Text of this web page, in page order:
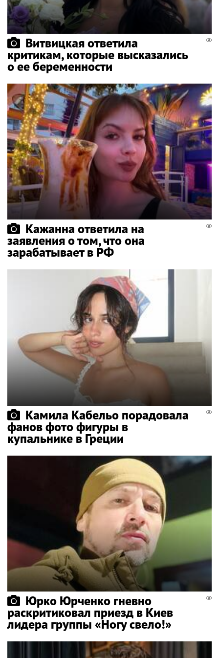
Витвицкая ответила
критикам, которые высказались
о ее беременности
Кажанна ответила на
заявления о том, что она
зарабатывает в РФ
Камила Кабельо порадовала
фанов фото фигуры в
купальнике в Греции
Юрко Юрченко гневно
раскритиковал приезд в Киев
лидера группы «Ногу свело!»